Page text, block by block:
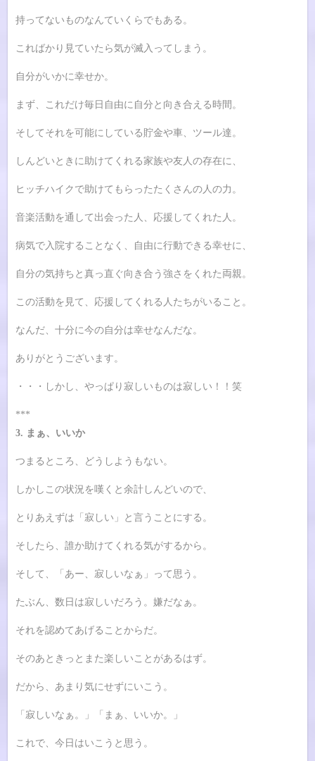
持ってないものなんていくらでもある。
こればかり見ていたら気が滅入ってしまう。
自分がいかに幸せか。
まず、これだけ毎日自由に自分と向き合える時間。
そしてそれを可能にしている貯金や車、ツール達。
しんどいときに助けてくれる家族や友人の存在に、
ヒッチハイクで助けてもらったたくさんの人の力。
音楽活動を通して出会った人、応援してくれた人。
病気で入院することなく、自由に行動できる幸せに、
自分の気持ちと真っ直ぐ向き合う強さをくれた両親。
この活動を見て、応援してくれる人たちがいること。
なんだ、十分に今の自分は幸せなんだな。
ありがとうございます。
・・・しかし、やっぱり寂しいものは寂しい！！笑
***
3. まぁ、いいか
つまるところ、どうしようもない。
しかしこの状況を嘆くと余計しんどいので、
とりあえずは「寂しい」と言うことにする。
そしたら、誰か助けてくれる気がするから。
そして、「あー、寂しいなぁ」って思う。
たぶん、数日は寂しいだろう。嫌だなぁ。
それを認めてあげることからだ。
そのあときっとまた楽しいことがあるはず。
だから、あまり気にせずにいこう。
「寂しいなぁ。」「まぁ、いいか。」
これで、今日はいこうと思う。